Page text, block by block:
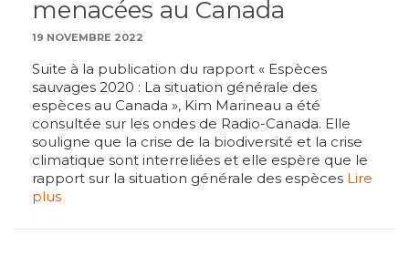
menacées au Canada
19 NOVEMBRE 2022
Suite à la publication du rapport « Espèces
sauvages 2020 : La situation générale des
espèces au Canada », Kim Marineau a été
consultée sur les ondes de Radio-Canada. Elle
souligne que la crise de la biodiversité et la crise
climatique sont interreliées et elle espère que le
rapport sur la situation générale des espèces Lire
plus